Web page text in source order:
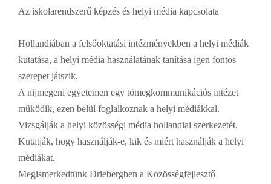
Az iskolarendszerű képzés és helyi média kapcsolata
Hollandiában a felsőoktatási intézményekben a helyi médiák
kutatása, a helyi média használatának tanítása igen fontos
szerepet játszik.
A nijmegeni egyetemen egy tömegkommunikációs intézet
működik, ezen belül foglalkoznak a helyi médiákkal.
Vizsgálják a helyi közösségi média hollandiai szerkezetét.
Kutatják, hogy használják-e, kik és miért használják a helyi
médiákat.
Megismerkedtünk Driebergben a Közösségfejlesztő